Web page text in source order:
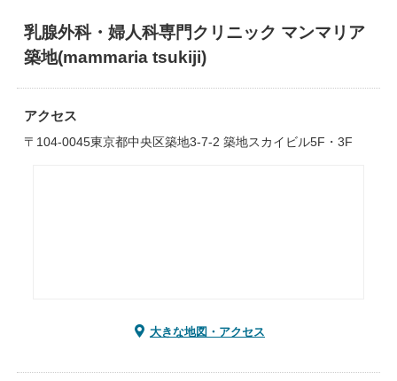
乳腺外科・婦人科専門クリニック マンマリア
築地(mammaria tsukiji)
アクセス
〒104-0045東京都中央区築地3-7-2 築地スカイビル5F・3F
大きな地図・アクセス